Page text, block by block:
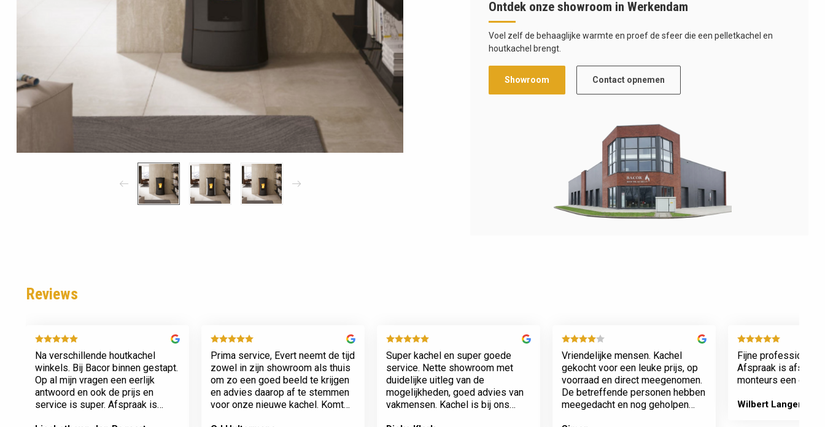
Ontdek onze showroom in Werkendam
Voel zelf de behaaglijke warmte en proef de sfeer die een pelletkachel en
houtkachel brengt.
Showroom Contact opnemen
Reviews
Na verschillende houtkachel
winkels. Bij Bacor binnen gestapt.
Op al mijn vragen een eerlijk
antwoord en ook de prijs en
service is super. Afspraak is
Prima service, Evert neemt de tijd
zowel in zijn showroom als thuis
om zo een goed beeld te krijgen
en advies daarop af te stemmen
voor onze nieuwe kachel. Komt
Super kachel en super goede
service. Nette showroom met
duidelijke uitleg van de
mogelijkheden, goed advies van
vakmensen. Kachel is bij ons
Vriendelijke mensen. Kachel
gekocht voor een leuke prijs, op
voorraad en direct meegenomen.
De betreffende personen hebben
meegedacht en nog geholpen
Fijne professionele
Afspraak is
monteurs een echte
Wilbert Langenberg